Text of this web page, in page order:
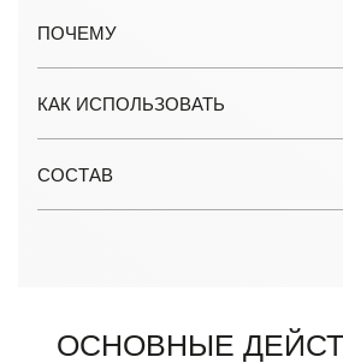
ПОЧЕМУ
КАК ИСПОЛЬЗОВАТЬ
СОСТАВ
ОСНОВНЫЕ